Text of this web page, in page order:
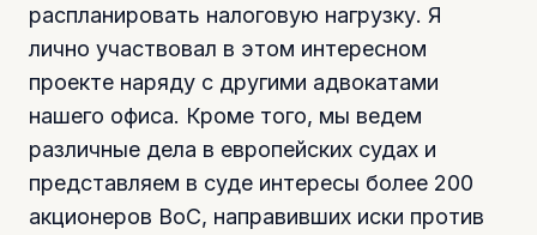
распланировать налоговую нагрузку. Я
лично участвовал в этом интересном
проекте наряду с другими адвокатами
нашего офиса. Кроме того, мы ведем
различные дела в европейских судах и
представляем в суде интересы более 200
акционеров BoC, направивших иски против